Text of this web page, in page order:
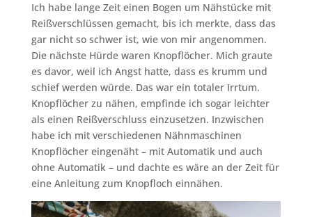
Ich habe lange Zeit einen Bogen um Nähstücke mit
Reißverschlüssen gemacht, bis ich merkte, dass das
gar nicht so schwer ist, wie von mir angenommen.
Die nächste Hürde waren Knopflöcher. Mich graute
es davor, weil ich Angst hatte, dass es krumm und
schief werden würde. Das war ein totaler Irrtum.
Knopflöcher zu nähen, empfinde ich sogar leichter
als einen Reißverschluss einzusetzen. Inzwischen
habe ich mit verschiedenen Nähnmaschinen
Knopflöcher eingenäht – mit Automatik und auch
ohne Automatik – und dachte es wäre an der Zeit für
eine Anleitung zum Knopfloch einnähen.